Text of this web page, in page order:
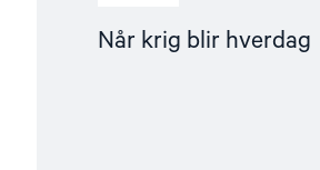
Når krig blir hverdag